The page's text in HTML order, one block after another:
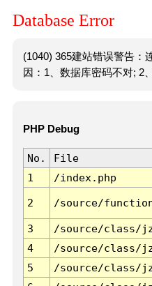
Database Error
(1040) 365建站错误警告：
因：1、数据库密码不对; 2
PHP Debug
No. File
1
/index.php
2 /source/
3 /source/class/
4
/source/class/
5
/source/class/